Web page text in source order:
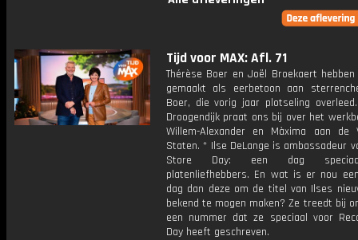
Tijd voor MAX: Afl. 71
Thérèse Boer en Joël Broekaert
gemaakt als eerbetoon aan
Boer, die vorig jaar plotseling
Droogendijk praat ons bij over het
Willem-Alexander en Màxima aan de
Staten. * Ilse DeLange is ambassadeur
Store Day: een dag
platenliefhebbers. En wat is er nou
dag dan deze om de titel van Ilses
bekend te mogen maken? Ze treedt bij
een nummer dat ze speciaal voor
Day heeft geschreven.